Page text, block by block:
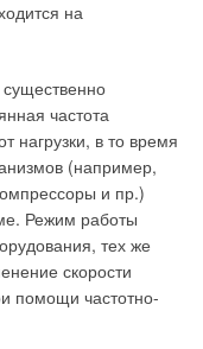
на
частота
нагрузки, в то время
(например,
и пр.)
Режим работы
тех же
скорости
помощи частотно-
исключается.
указанные
и
следует
приборов.
устойчивость
приборов в
жилых и
канализационном
затворы. Чем
и что
2026 году
законам
№963 должны